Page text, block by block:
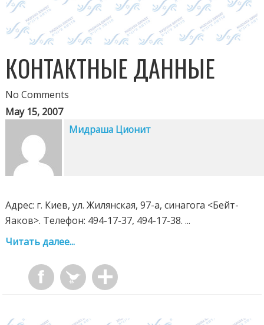
КОНТАКТНЫЕ ДАННЫЕ
No Comments
May 15, 2007
Мидраша Ционит
Адрес: г. Киев, ул. Жилянская, 97-a, синагога <Бейт-
Яаков>. Телефон: 494-17-37, 494-17-38. ...
Читать далее...